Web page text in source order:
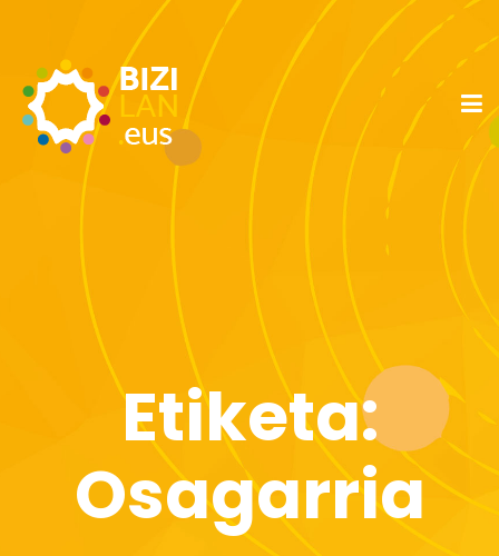
Etiketa:
Osagarria